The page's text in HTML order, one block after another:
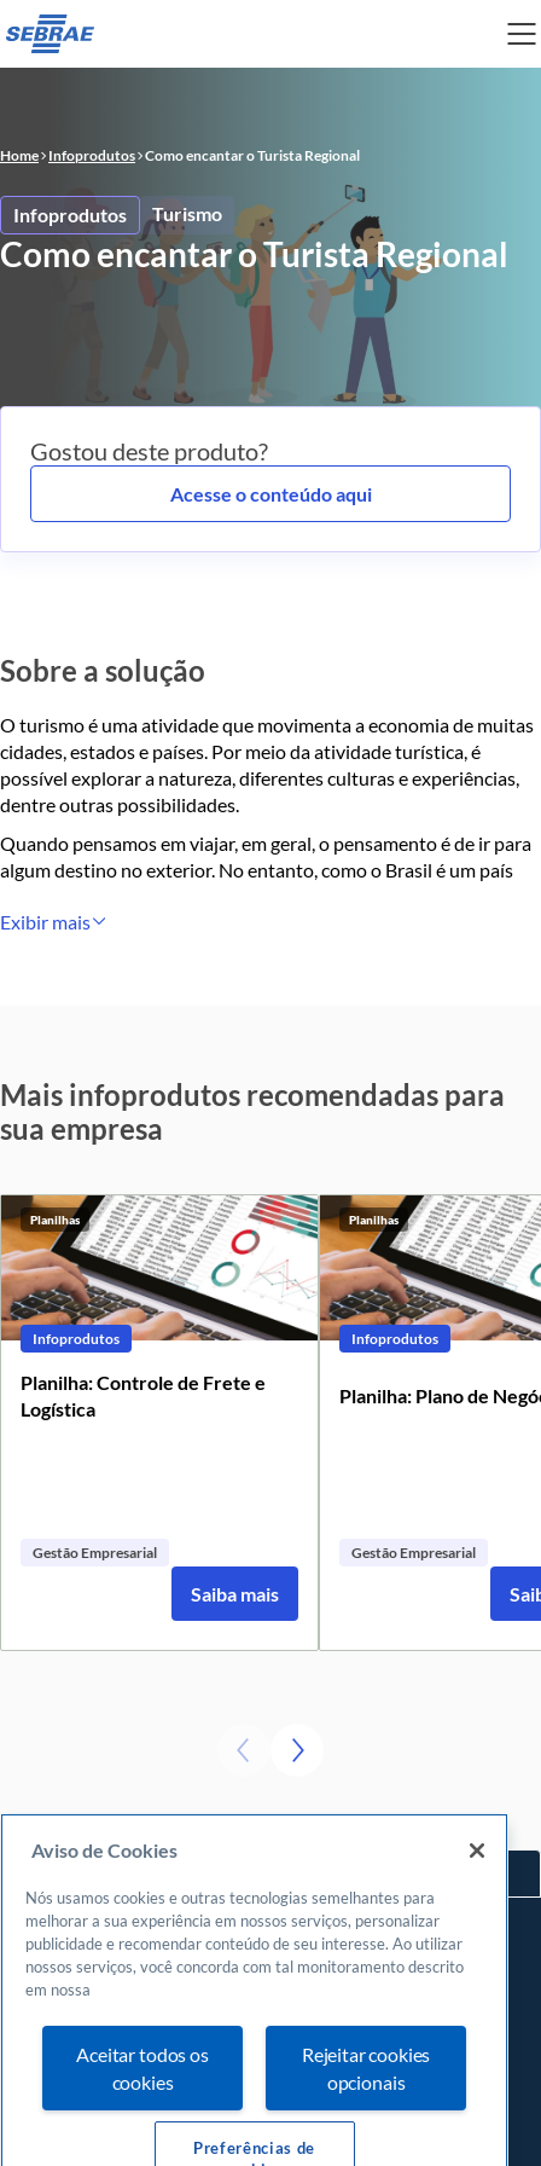
Home Infoprodutos Como encantar o Turista Regional
Infoprodutos Turismo
Como encantar o Turista Regional
Sobre a solução
O turismo é uma atividade que movimenta a economia de muitas
cidades, estados e países. Por meio da atividade turística, é
possível explorar a natureza, diferentes culturas e experiências,
dentre outras possibilidades.
Quando pensamos em viajar, em geral, o pensamento é de ir para
algum destino no exterior. No entanto, como o Brasil é um país
por ele, você terá o privilégio de conviver com diferentes povos
Exibir mais
Gostou deste produto?
Acesse o conteúdo aqui
Mais infoprodutos recomendadas para
sua empresa
Planilhas
Infoprodutos
Planilha: Controle de Frete e
Logística
Gestão Empresarial
Saiba mais
Planilhas
Infoprodutos
Planilha: Plano de
Gestão Empresarial
Navegue
Meu espaço
Fazer login
Cadastrar-se
Central de atendimento
0800570 0800
Aviso de Cookies
Nós usamos cookies e outras tecnologias semelhantes para
melhorar a sua experiência em nossos serviços, personalizar
publicidade e recomendar conteúdo de seu interesse. Ao utilizar
nossos serviços, você concorda com tal monitoramento descrito
em nossa
Aceitar todos os
cookies
Rejeitar cookies
opcionais
Preferências de